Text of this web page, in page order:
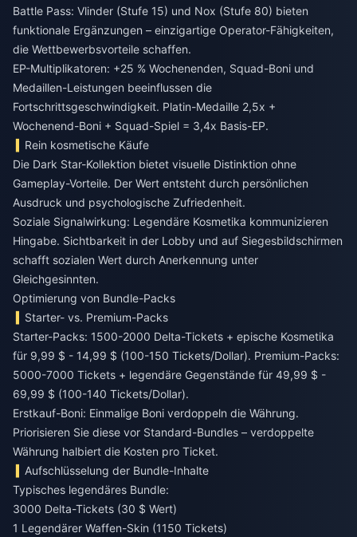
Battle Pass: Vlinder (Stufe 15) und Nox (Stufe 80) bieten
funktionale Ergänzungen – einzigartige Operator-Fähigkeiten,
die Wettbewerbsvorteile schaffen.
EP-Multiplikatoren: +25 % Wochenenden, Squad-Boni und
Medaillen-Leistungen beeinflussen die
Fortschrittsgeschwindigkeit. Platin-Medaille 2,5x +
Wochenend-Boni + Squad-Spiel = 3,4x Basis-EP.
Rein kosmetische Käufe
Die Dark Star-Kollektion bietet visuelle Distinktion ohne
Gameplay-Vorteile. Der Wert entsteht durch persönlichen
Ausdruck und psychologische Zufriedenheit.
Soziale Signalwirkung: Legendäre Kosmetika kommunizieren
Hingabe. Sichtbarkeit in der Lobby und auf Siegesbildschirmen
schafft sozialen Wert durch Anerkennung unter
Gleichgesinnten.
Optimierung von Bundle-Packs
Starter- vs. Premium-Packs
Starter-Packs: 1500-2000 Delta-Tickets + epische Kosmetika
für 9,99 $ - 14,99 $ (100-150 Tickets/Dollar). Premium-Packs:
5000-7000 Tickets + legendäre Gegenstände für 49,99 $ -
69,99 $ (100-140 Tickets/Dollar).
Erstkauf-Boni: Einmalige Boni verdoppeln die Währung.
Priorisieren Sie diese vor Standard-Bundles – verdoppelte
Währung halbiert die Kosten pro Ticket.
Aufschlüsselung der Bundle-Inhalte
Typisches legendäres Bundle:
3000 Delta-Tickets (30 $ Wert)
1 Legendärer Waffen-Skin (1150 Tickets)